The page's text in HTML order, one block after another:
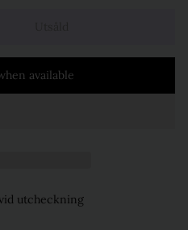
available
utcheckning